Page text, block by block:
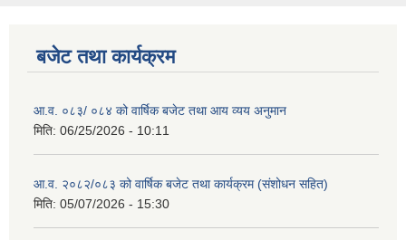
बजेट तथा कार्यक्रम
आ.व. ०८३/ ०८४ को वार्षिक बजेट तथा आय व्यय अनुमान
मिति: 06/25/2026 - 10:11
आ.व. २०८२/०८३ को वार्षिक बजेट तथा कार्यक्रम (संशोधन सहित)
मिति: 05/07/2026 - 15:30